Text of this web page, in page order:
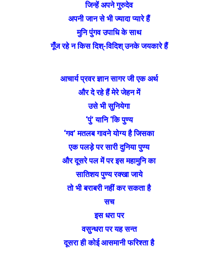
जिन्हें अपने गुरुदेव
अपनी जान से भी ज्यादा प्यारे हैं
मुनि पुंगव उपाधि के साथ
गूँज रहे न किस दिश्-विदिश् उनके जयकारे हैं
आचार्य प्रवर ज्ञान सागर जी एक अर्थ
और दे रहे हैं मेरे जेहन में
उसे भी सुनियेगा
‘पुं’ यानि ‘कि पुण्य
‘गव’ मतलब गावने योग्य है जिस‌का
एक पलड़े पर सारी दुनिया पुण्य
और दूसरे पल में पर इस महामुनि का
सातिशय पुण्य रक्खा जाये
तो भी बराबरी नहीं कर सकता है
सच
इस धरा पर
वसुन्धरा पर यह सन्त
दूसरा ही कोई आसमानी फरिश्ता है